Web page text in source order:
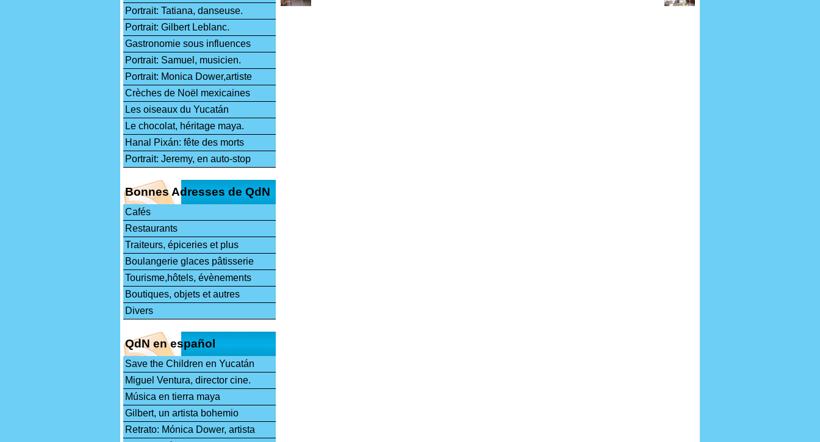
Portrait: Tatiana, danseuse.
Portrait: Gilbert Leblanc.
Gastronomie sous influences
Portrait: Samuel, musicien.
Portrait: Monica Dower,artiste
Crèches de Noël mexicaines
Les oiseaux du Yucatán
Le chocolat, héritage maya.
Hanal Pixán: fête des morts
Portrait: Jeremy, en auto-stop
Bonnes Adresses de QdN
Cafés
Restaurants
Traiteurs, épiceries et plus
Boulangerie glaces pâtisserie
Tourisme,hôtels, évènements
Boutiques, objets et autres
Divers
QdN en español
Save the Children en Yucatán
Miguel Ventura, director cine.
Música en tierra maya
Gilbert, un artista bohemio
Retrato: Mónica Dower, artista